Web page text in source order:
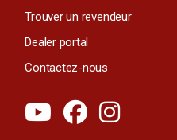
Trouver un revendeur
Dealer portal
Contactez-nous